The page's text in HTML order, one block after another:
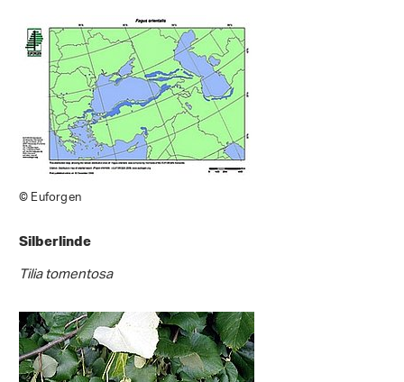
© Euforgen
Silberlinde
Tilia tomentosa